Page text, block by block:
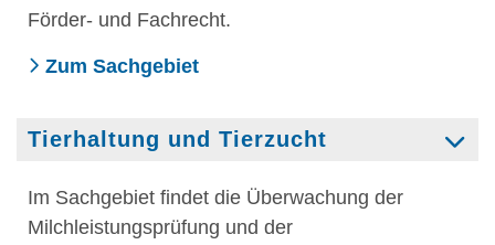
Förder- und Fachrecht.
Zum Sachgebiet
Tierhaltung und Tierzucht
Im Sachgebiet findet die Überwachung der
Milchleistungsprüfung und der